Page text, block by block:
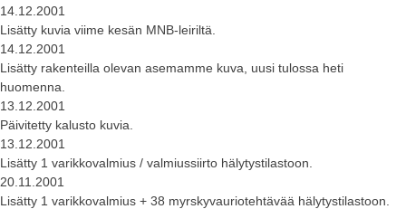
14.12.2001
Lisätty kuvia viime kesän MNB-leiriltä.
14.12.2001
Lisätty rakenteilla olevan asemamme kuva, uusi tulossa heti
huomenna.
13.12.2001
Päivitetty kalusto kuvia.
13.12.2001
Lisätty 1 varikkovalmius / valmiussiirto hälytystilastoon.
20.11.2001
Lisätty 1 varikkovalmius + 38 myrskyvauriotehtävää hälytystilastoon.